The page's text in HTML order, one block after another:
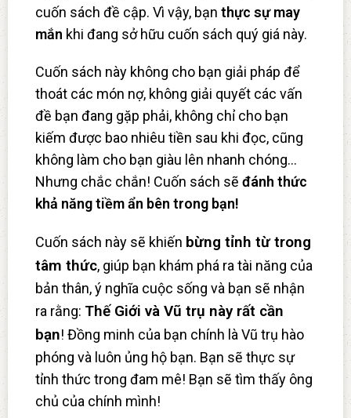
cuốn sách đề cập. Vì vậy, bạnthực sự may
mắn khi đang sở hữu cuốn sách quý giá này.
Cuốn sách này không cho bạn giải pháp để
thoát các món nợ, không giải quyết các vấn
đề bạn đang gặp phải, không chỉ cho bạn
kiếm được bao nhiêu tiền sau khi đọc, cũng
không làm cho bạn giàu lên nhanh chóng…
Nhưng chắc chắn! Cuốn sách sẽđánh thức
khả năng tiềm ẩn bên trong bạn!
Cuốn sách này sẽ khiến bừng tỉnh từ trong
tâm thức, giúp bạn khám phá ra tài năng của
bản thân, ý nghĩa cuộc sống và bạn sẽ nhận
ra rằng: Thế Giới và Vũ trụ này rất cần
bạn! Đồng minh của bạn chính là Vũ trụ hào
phóng và luôn ủng hộ bạn. Bạn sẽ thực sự
tỉnh thức trong đam mê! Bạn sẽ tìm thấy ông
chủ của chính mình!